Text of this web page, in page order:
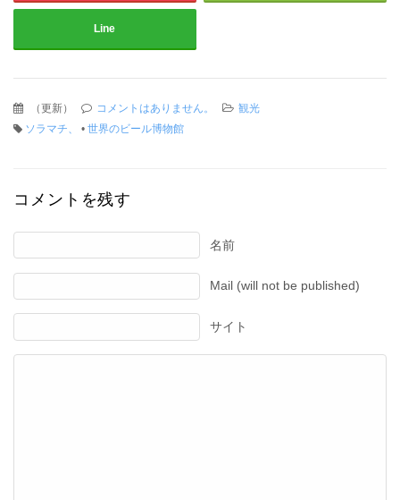
Line
（更新） コメントはありません。
観光
ソラマチ、
• 世界のビール博物館
コメントを残す
名前
Mail (will not be published)
サイト